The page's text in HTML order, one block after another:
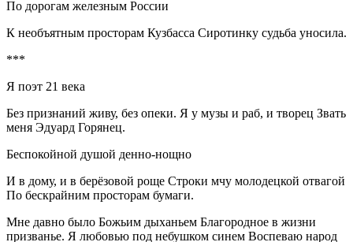
По дорогам железным России
К необъятным просторам Кузбасса Сиротинку судьба уносила.
***
Я поэт 21 века
Без признаний живу, без опеки. Я у музы и раб, и творец Звать
меня Эдуард Горянец.
Беспокойной душой денно-нощно
И в дому, и в берёзовой роще Строки мчу молодецкой отвагой
По бескрайним просторам бумаги.
Мне давно было Божьим дыханьем Благородное в жизни
призванье. Я любовью под небушком синем Воспеваю народ